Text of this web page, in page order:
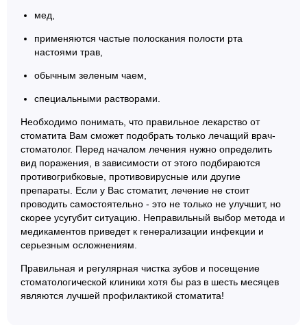
мед,
применяются частые полоскания полости рта
настоями трав,
обычным зеленым чаем,
специальными растворами.
Необходимо понимать, что правильное лекарство от
стоматита Вам сможет подобрать только лечащий врач-
стоматолог. Перед началом лечения нужно определить
вид поражения, в зависимости от этого подбираются
противогрибковые, противовирусные или другие
препараты. Если у Вас стоматит, лечение не стоит
проводить самостоятельно - это не только не улучшит, но
скорее усугубит ситуацию. Неправильный выбор метода и
медикаментов приведет к генерализации инфекции и
серьезным осложнениям.
Правильная и регулярная чистка зубов и посещение
стоматологической клиники хотя бы раз в шесть месяцев
являются лучшей профилактикой стоматита!